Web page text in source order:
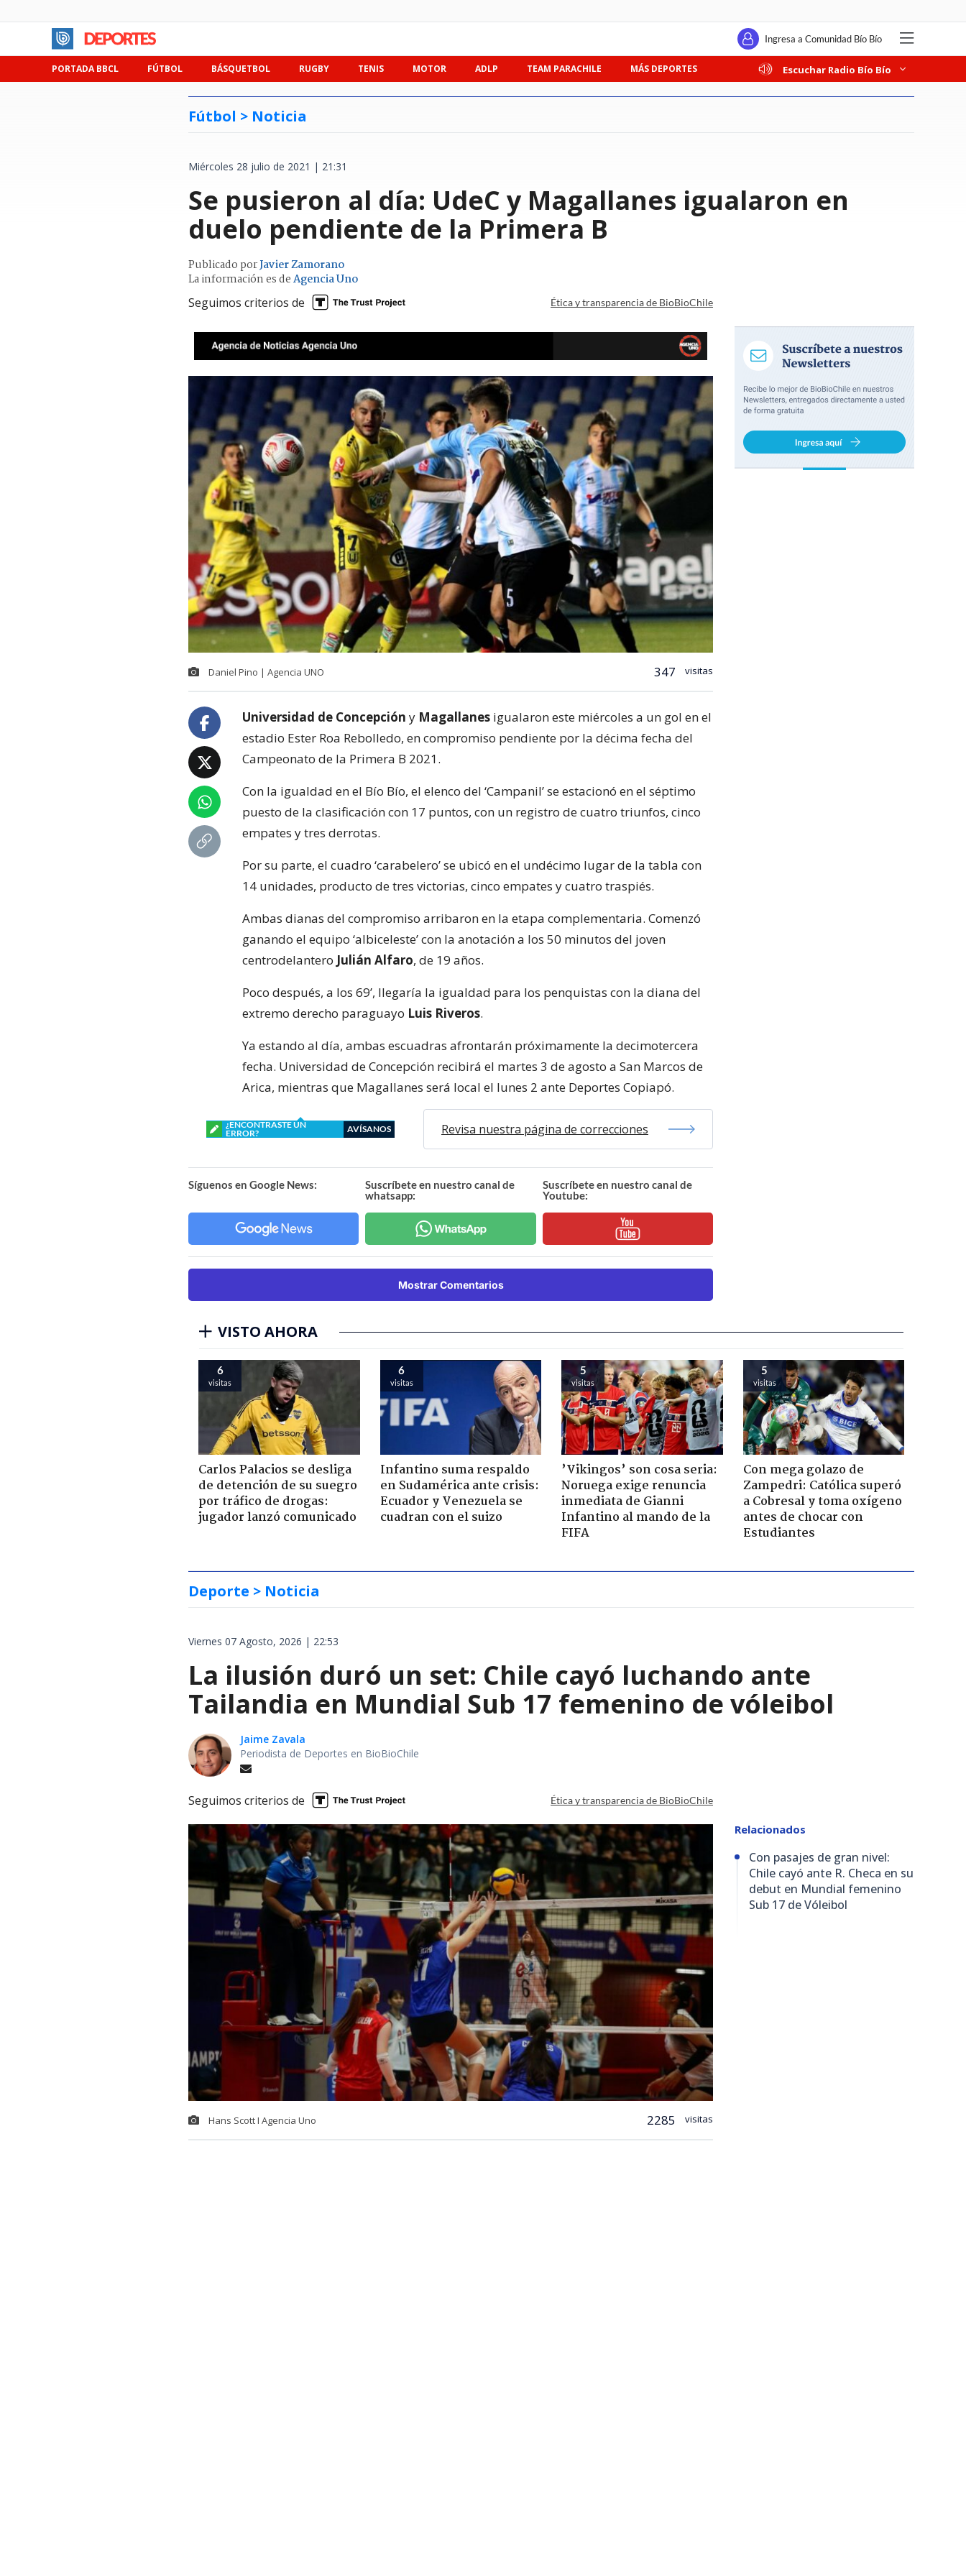
Ingresa a Comunidad Bío Bío
PORTADA BBCL FÚTBOL BÁSQUETBOL RUGBY TENIS MOTOR ADLP TEAM PARACHILE MÁS DEPORTES Escuchar Radio Bío Bío
Fútbol > Noticia
Miércoles 28 julio de 2021 | 21:31
Se pusieron al día: UdeC y Magallanes igualaron en
duelo pendiente de la Primera B
Publicado porJavier Zamorano
La información es deAgencia Uno
Seguimos criterios de Ética y transparencia de BioBioChile
Daniel Pino | Agencia UNO 347 visitas
Universidad de Concepción y Magallanes igualaron este miércoles a un gol en el
estadio Ester Roa Rebolledo, en compromiso pendiente por la décima fecha del
Campeonato de la Primera B 2021.
Con la igualdad en el Bío Bío, el elenco del ‘Campanil’ se estacionó en el séptimo
puesto de la clasificación con 17 puntos, con un registro de cuatro triunfos, cinco
empates y tres derrotas.
Por su parte, el cuadro ‘carabelero’ se ubicó en el undécimo lugar de la tabla con
14 unidades, producto de tres victorias, cinco empates y cuatro traspiés.
Ambas dianas del compromiso arribaron en la etapa complementaria. Comenzó
ganando el equipo ‘albiceleste’ con la anotación a los 50 minutos del joven
centrodelantero Julián Alfaro, de 19 años.
Poco después, a los 69’, llegaría la igualdad para los penquistas con la diana del
extremo derecho paraguayo Luis Riveros.
Ya estando al día, ambas escuadras afrontarán próximamente la decimotercera
fecha. Universidad de Concepción recibirá el martes 3 de agosto a San Marcos de
Arica, mientras que Magallanes será local el lunes 2 ante Deportes Copiapó.
¿ENCONTRASTE UN
ERROR?
AVÍSANOS Revisa nuestra página de correcciones
Síguenos en Google News:
Suscríbete en nuestro canal de
whatsapp:
Suscríbete en nuestro canal de
Youtube:
Mostrar Comentarios
VISTO AHORA
6
visitas
Carlos Palacios se desliga
de detención de su suegro
por tráfico de drogas:
jugador lanzó comunicado
6
visitas
Infantino suma respaldo
en Sudamérica ante crisis:
Ecuador y Venezuela se
cuadran con el suizo
5
visitas
’Vikingos’ son cosa seria:
Noruega exige renuncia
inmediata de Gianni
Infantino al mando de la
FIFA
5
visitas
Con mega golazo de
Zampedri: Católica superó
a Cobresal y toma oxígeno
antes de chocar con
Estudiantes
Deporte > Noticia
Viernes 07 Agosto, 2026 | 22:53
La ilusión duró un set: Chile cayó luchando ante
Tailandia en Mundial Sub 17 femenino de vóleibol
Jaime Zavala
Periodista de Deportes en BioBioChile
Seguimos criterios de Ética y transparencia de BioBioChile
Hans Scott I Agencia Uno 2285 visitas
Relacionados
Con pasajes de gran nivel:
Chile cayó ante R. Checa en su
debut en Mundial femenino
Sub 17 de Vóleibol